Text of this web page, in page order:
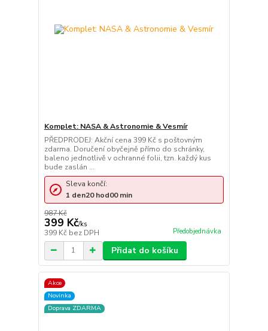
Komplet: NASA & Astronomie & Vesmír
PŘEDPRODEJ: Akční cena 399 Kč s poštovným
zdarma. Doručení obyčejně přímo do schránky,
baleno jednotlivě v ochranné folii, tzn. každý kus
bude zaslán ...
987 Kč
399 Kč/ks
399 Kč bez DPH Předobjednávka
Sleva končí:
1 den20hod00min
Přidat do košíku
Akce
Novinka
Doprava ZDARMA